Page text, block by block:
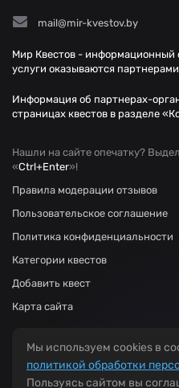
mail@mir-kvestov.by
Мир Квестов - информационный
услуги оказываются
Информация об партнерах-
страницах квестов в разделе
Нашли на сайте опечатку?
«Ctrl+Enter»!
Правила модерации отзывов
Пользовательское соглашение
Политика конфиденциальности
Категории квестов
Добавить квест
Карта сайта
Мы используем cookies в
политикой обработки
Пользуясь сайтом вы